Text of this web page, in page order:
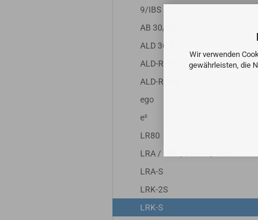
Wir verwenden
gewährleisten, die
9/IBS
AB 30/60
ALD 36,5
ALD-R 110
ALD-R 160
ego
e²
LR80
LRA / LRK / LRK-2 / LRS
LRA-S
LRK-2S
LRK-S